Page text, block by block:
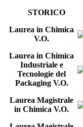
STORICO
Laurea in Chimica
V.O.
Laurea in Chimica
Industriale e
Tecnologie del
Packaging V.O.
Laurea Magistrale
in Chimica V.O.